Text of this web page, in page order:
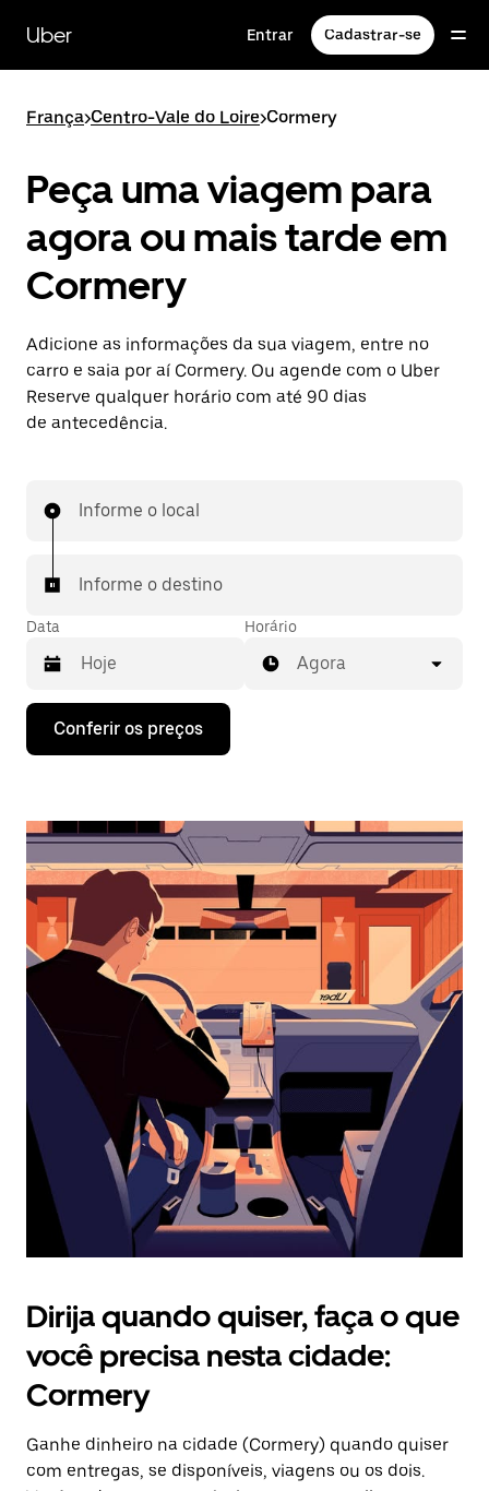
para
conteúdo
Uber Entrar Cadastrar-se
França>Centro-Vale do Loire>Cormery
Peça uma viagem para
agora ou mais tarde em
Cormery
Adicione as informações da sua viagem, entre no
carro e saia por aí Cormery. Ou agende com o Uber
Reserve qualquer horário com até 90 dias
de antecedência.
Informe o local
Informe o destino
Data
Pressione
seta
interagir
o
calendário
selecionar
uma
data.
Pressione
a
tecla
“ESC”
o
calendário.
Horário
Agora
Conferir os preços
Dirija quando quiser, faça o que
você precisa nesta cidade:
Cormery
Ganhe dinheiro na cidade (Cormery) quando quiser
com entregas, se disponíveis, viagens ou os dois.